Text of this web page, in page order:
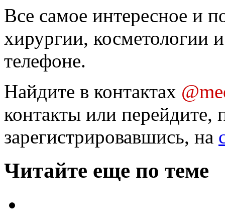
Все самое интересное и
хирургии, косметологии
телефоне.
Найдите в контактах
контакты или перейдите,
зарегистрировавшись, на
Читайте еще по теме